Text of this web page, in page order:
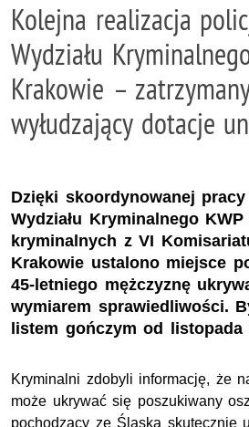
Kolejna realizacja
Wydziału
Krakowie –
wyłudzający dotacje
Dzięki skoordynowanej
Wydziału Kryminalnego
kryminalnych z VI
Krakowie ustalono miejsce
45-letniego mężczyznę
wymiarem sprawiedliwości.
listem gończym od listopada
Kryminalni zdobyli informację, że
może ukrywać się poszukiwany
pochodzący ze Śląska skutecznie